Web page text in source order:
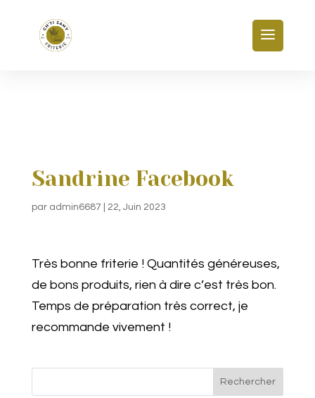
Sandrine Facebook
par admin6687 22, Juin 2023
Très bonne friterie ! Quantités généreuses,
de bons produits, rien à dire c’est très bon.
Temps de préparation très correct, je
recommande vivement !
Rechercher